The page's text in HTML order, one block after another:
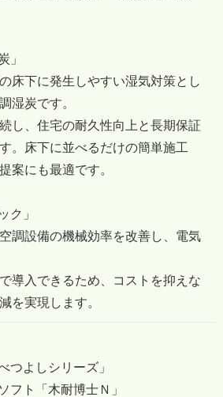
」
床下に発生しやすい湿気対策とし
湿炭です。
し、住宅の耐久性向上と長期保証
。床下に並べるだけの簡単施工
案にも最適です。
ク」
調設備の機械効率を改善し、電気
導入できるため、コストを抑えな
を実現します。
つよしシリーズ」
フト「木耐博士Ｎ」